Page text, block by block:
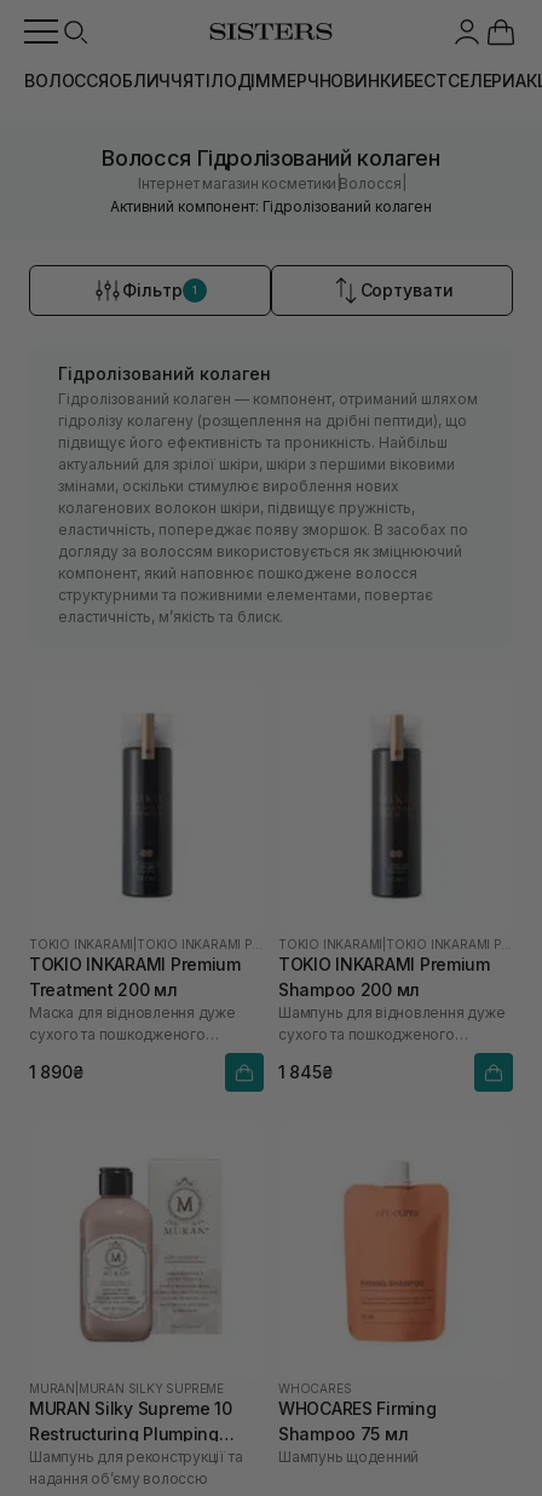
ВОЛОССЯОБЛИЧЧЯТІЛОДІММЕРЧНОВИНКИБЕСТСЕЛЕРИ
Волосся Гідролізований колаген
Інтернет магазин косметики |Волосся
Активний компонент: Гідролізований колаген
Фільтр 1 Сортувати
Гідролізований колаген
Гідролізований колаген — компонент, отриманий шляхом
гідролізу колагену (розщеплення на дрібні пептиди), що
підвищує його ефективність та проникність. Найбільш
актуальний для зрілої шкіри, шкіри з першими віковими
змінами, оскільки стимулює вироблення нових
колагенових волокон шкіри, підвищує пружність,
еластичність, попереджає появу зморшок. В засобах по
догляду за волоссям використовується як зміцнюючий
компонент, який наповнює пошкоджене волосся
структурними та поживними елементами, повертає
еластичність, м’якість та блиск.
TOKIO INKARAMI TOKIO INKARAMI PREMIUM
TOKIO INKARAMI Premium
Treatment 200 мл
Маска для відновлення дуже
сухого та пошкодженого
1 890₴
TOKIO INKARAMI TOKIO INKARAMI PREMIUM
TOKIO INKARAMI Premium
Shampoo 200 мл
Шампунь для відновлення дуже
сухого та пошкодженого
1 845₴
MURAN MURAN SILKY SUPREME
MURAN Silky Supreme 10
Restructuring Plumping
Rose Shampoo 250 мл
Шампунь для реконструкції та
надання об’єму волоссю
WHOCARES
WHOCARES Firming
Shampoo 75 мл
Шампунь щоденний